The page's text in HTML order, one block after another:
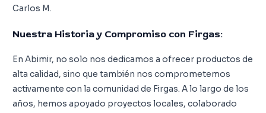
Carlos M.
Nuestra Historia y Compromiso con Firgas:
En Abimir, no solo nos dedicamos a ofrecer productos de
alta calidad, sino que también nos comprometemos
activamente con la comunidad de Firgas. A lo largo de los
años, hemos apoyado proyectos locales, colaborado